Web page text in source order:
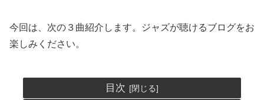
今回は、次の３曲紹介します。ジャズが聴けるブログをお
楽しみください。
目次